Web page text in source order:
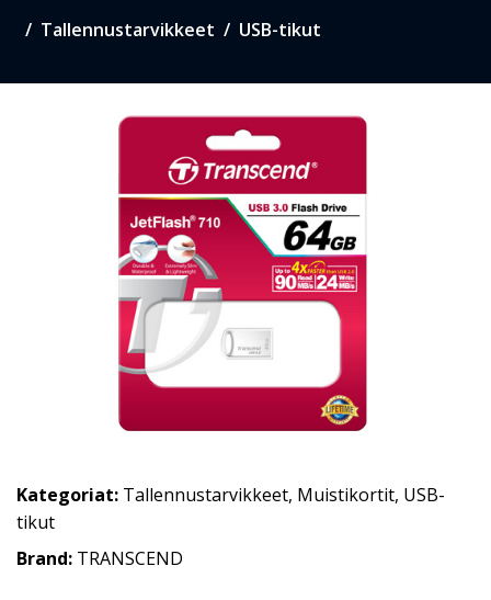
Tallennustarvikkeet USB-tikut
Kategoriat: Tallennustarvikkeet, Muistikortit, USB-
tikut
Brand: TRANSCEND